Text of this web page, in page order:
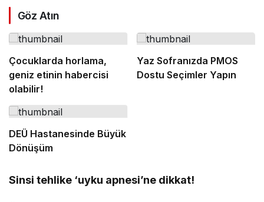
Göz Atın
Çocuklarda horlama,
geniz etinin habercisi
olabilir!
Yaz Sofranızda PMOS
Dostu Seçimler Yapın
DEÜ Hastanesinde Büyük
Dönüşüm
Sinsi tehlike ‘uyku apnesi’ne dikkat!